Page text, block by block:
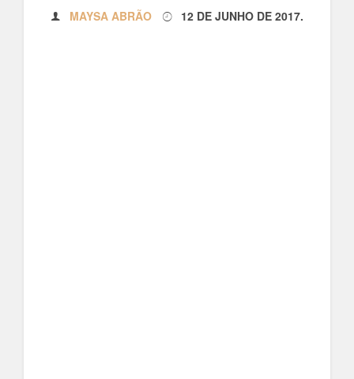
MAYSA ABRÃO 12 DE JUNHO DE 2017.